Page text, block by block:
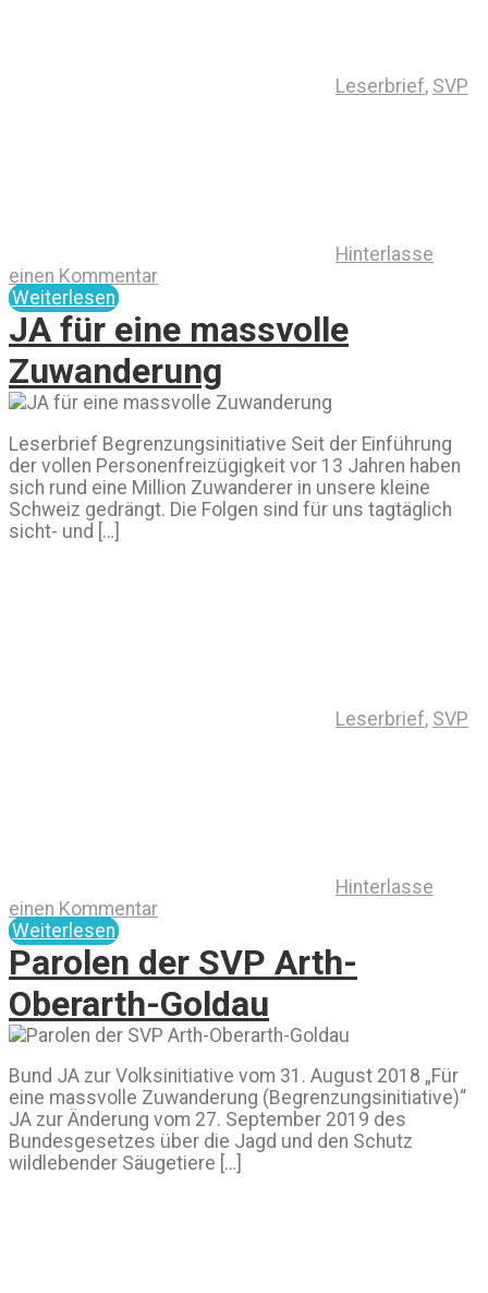
Leserbrief, SVP
Hinterlasse
einen Kommentar
Weiterlesen
JA für eine massvolle
Zuwanderung
Leserbrief Begrenzungsinitiative Seit der Einführung
der vollen Personenfreizügigkeit vor 13 Jahren haben
sich rund eine Million Zuwanderer in unsere kleine
Schweiz gedrängt. Die Folgen sind für uns tagtäglich
sicht- und […]
Leserbrief, SVP
Hinterlasse
einen Kommentar
Weiterlesen
Parolen der SVP Arth-
Oberarth-Goldau
Bund JA zur Volksinitiative vom 31. August 2018 „Für
eine massvolle Zuwanderung (Begrenzungsinitiative)“
JA zur Änderung vom 27. September 2019 des
Bundesgesetzes über die Jagd und den Schutz
wildlebender Säugetiere […]